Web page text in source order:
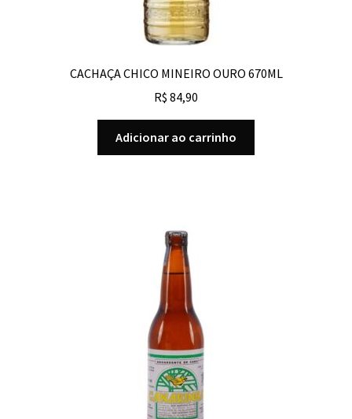
CACHAÇA CHICO MINEIRO OURO 670ML
R$ 84,90
Adicionar ao carrinho